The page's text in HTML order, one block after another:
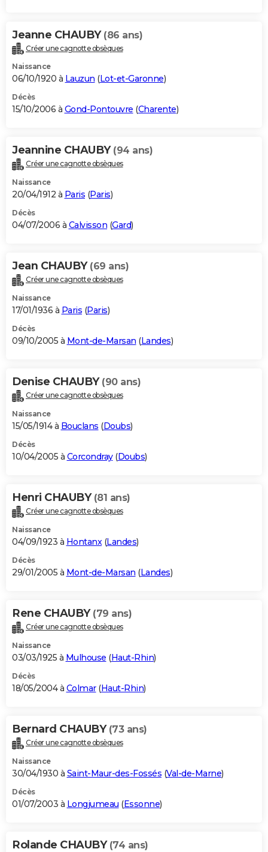
Jeanne CHAUBY (86 ans)
Créer une cagnotte obsèques
Naissance
06/10/1920 à Lauzun (Lot-et-Garonne)
Décès
15/10/2006 à Gond-Pontouvre (Charente)
Jeannine CHAUBY (94 ans)
Créer une cagnotte obsèques
Naissance
20/04/1912 à Paris (Paris)
Décès
04/07/2006 à Calvisson (Gard)
Jean CHAUBY (69 ans)
Créer une cagnotte obsèques
Naissance
17/01/1936 à Paris (Paris)
Décès
09/10/2005 à Mont-de-Marsan (Landes)
Denise CHAUBY (90 ans)
Créer une cagnotte obsèques
Naissance
15/05/1914 à Bouclans (Doubs)
Décès
10/04/2005 à Corcondray(Doubs)
Henri CHAUBY (81 ans)
Créer une cagnotte obsèques
Naissance
04/09/1923 à Hontanx(Landes)
Décès
29/01/2005 à Mont-de-Marsan (Landes)
Rene CHAUBY (79 ans)
Créer une cagnotte obsèques
Naissance
03/03/1925 à Mulhouse (Haut-Rhin)
Décès
18/05/2004 à Colmar(Haut-Rhin)
Bernard CHAUBY (73 ans)
Créer une cagnotte obsèques
Naissance
30/04/1930 à Saint-Maur-des-Fossés (Val-de-Marne)
Décès
01/07/2003 à Longjumeau (Essonne)
Rolande CHAUBY (74 ans)